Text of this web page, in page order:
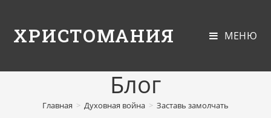
ХРИСТОМАНИЯ МЕНЮ
Блог
Главная > Духовная война > Заставь замолчать